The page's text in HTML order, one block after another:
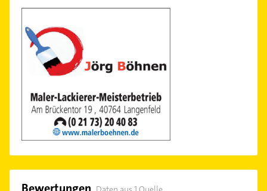
Bewertungen